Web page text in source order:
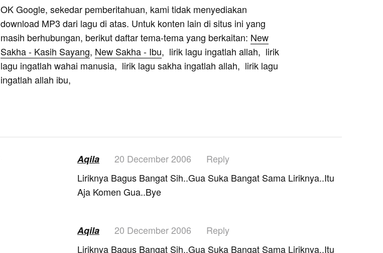
OK Google, sekedar pemberitahuan, kami tidak menyediakan
download MP3 dari lagu di atas. Untuk konten lain di situs ini yang
masih berhubungan, berikut daftar tema-tema yang berkaitan: New
Sakha - Kasih Sayang, New Sakha - Ibu, lirik lagu ingatlah allah, lirik
lagu ingatlah wahai manusia, lirik lagu sakha ingatlah allah, lirik lagu
ingatlah allah ibu,
Aqila 20 December 2006
Reply
Liriknya Bagus Bangat Sih..Gua Suka Bangat Sama Liriknya..Itu
Aja Komen Gua..Bye
Aqila 20 December 2006
Reply
Liriknya Bagus Bangat Sih..Gua Suka Bangat Sama Liriknya..Itu